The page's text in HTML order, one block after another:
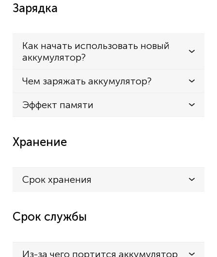
Зарядка
Как начать использовать новый
аккумулятор?
Чем заряжать аккумулятор?
Эффект памяти
Хранение
Срок хранения
Срок службы
Из-за чего портится аккумулятор